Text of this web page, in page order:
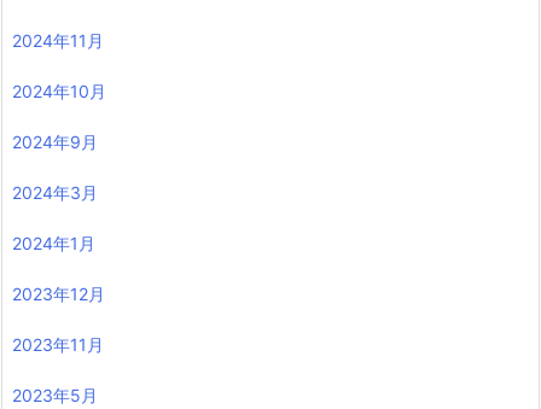
2024年11月
2024年10月
2024年9月
2024年3月
2024年1月
2023年12月
2023年11月
2023年5月